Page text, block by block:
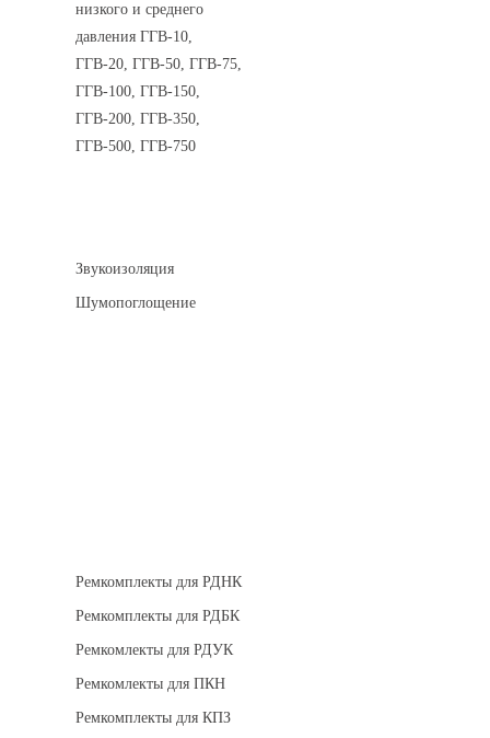
низкого и среднего
давления ГГВ-10,
ГГВ-20, ГГВ-50, ГГВ-75,
ГГВ-100, ГГВ-150,
ГГВ-200, ГГВ-350,
ГГВ-500, ГГВ-750
Звукоизоляция
Шумопоглощение
Ремкомплекты для РДНК
Ремкомплекты для РДБК
Ремкомлекты для РДУК
Ремкомлекты для ПКН
Ремкомплекты для КПЗ